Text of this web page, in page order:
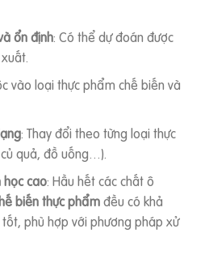
ổn định: Có thể dự đoán được
vào loại thực phẩm chế biến và
: Thay đổi theo từng loại thực
quả, đồ uống…).
học cao: Hầu hết các chất ô
biến thực phẩmđều có khả
phù hợp với phương pháp xử